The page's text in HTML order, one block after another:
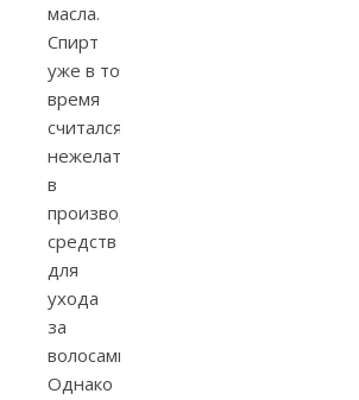
масла.
Спирт
уже в то
время
считался
нежелательным
в
производстве
средств
для
ухода
за
волосами.
Однако